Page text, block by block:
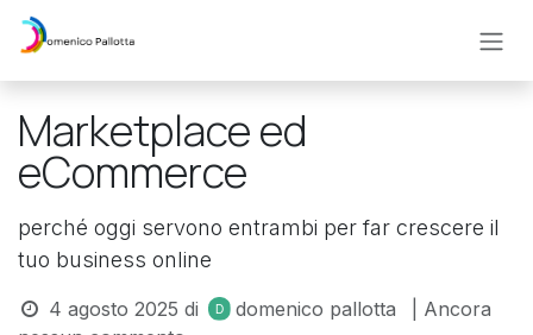
Passa al contenuto
Marketplace ed
eCommerce
perché oggi servono entrambi per far crescere il
tuo business online
4 agosto 2025 di domenico pallotta
| Ancora